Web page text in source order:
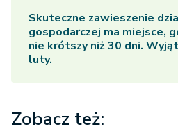
Skuteczne zawieszenie
gospodarczej ma miejsce,
nie krótszy niż 30 dni.
luty.
Zobacz też: